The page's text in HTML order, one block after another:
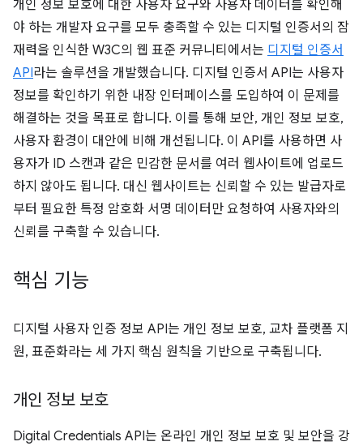
개인 정보 보호에 대한 사용자 요구와 사용자 데이터를 확인해
야 하는 개발자 요구를 모두 충족할 수 있는 디지털 인증서의 잠
재력을 인식한 W3C의 웹 표준 커뮤니티에서는 디지털 인증서
API라는 솔루션을 개발했습니다. 디지털 인증서 API는 사용자
정보를 확인하기 위한 내장 인터페이스를 도입하여 이 문제를
해결하는 것을 목표로 합니다. 이를 통해 보안, 개인 정보 보호,
사용자 환경이 대안에 비해 개선됩니다. 이 API를 사용하면 사
용자가 ID 스캔과 같은 민감한 문서를 여러 웹사이트에 업로드
하지 않아도 됩니다. 대신 웹사이트는 신뢰할 수 있는 발급자로
부터 필요한 특정 암호화 서명 데이터만 요청하여 사용자와의
신뢰를 구축할 수 있습니다.
핵심 기능
디지털 사용자 인증 정보 API는 개인 정보 보호, 교차 플랫폼 지
원, 표준화라는 세 가지 핵심 원칙을 기반으로 구축됩니다.
개인 정보 보호
Digital Credentials API는 온라인 개인 정보 보호 및 보안을 강